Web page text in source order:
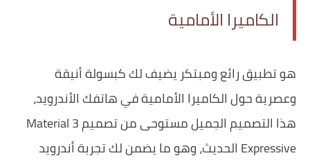
الكاميرا الأمامية
هو تطبيق رائع ومبتكر يضيف لك كبسولة أنيقة
وعصرية حول الكاميرا الأمامية في هاتفك الأندرويد،
هذا التصميم الجميل مستوحى من تصميم Material 3
Expressive الحديث، وهو ما يضمن لك تجربة أندرويد